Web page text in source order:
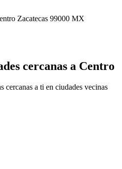
Zacatecas 99000 MX
cercanas a Centro
cercanas a ti en ciudades vecinas